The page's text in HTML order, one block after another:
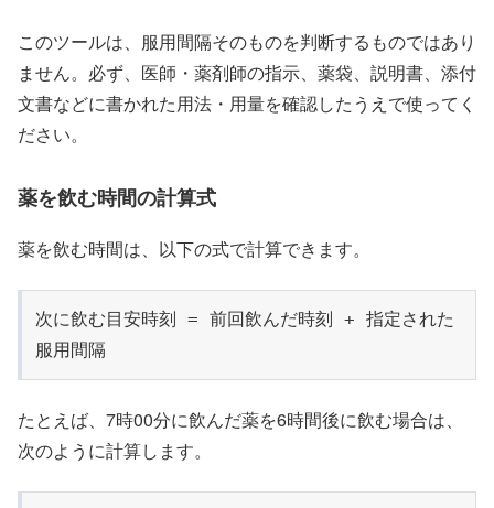
このツールは、服用間隔そのものを判断するものではあり
ません。必ず、医師・薬剤師の指示、薬袋、説明書、添付
文書などに書かれた用法・用量を確認したうえで使ってく
ださい。
薬を飲む時間の計算式
薬を飲む時間は、以下の式で計算できます。
次に飲む目安時刻 = 前回飲んだ時刻 + 指定された
服用間隔
たとえば、7時00分に飲んだ薬を6時間後に飲む場合は、
次のように計算します。